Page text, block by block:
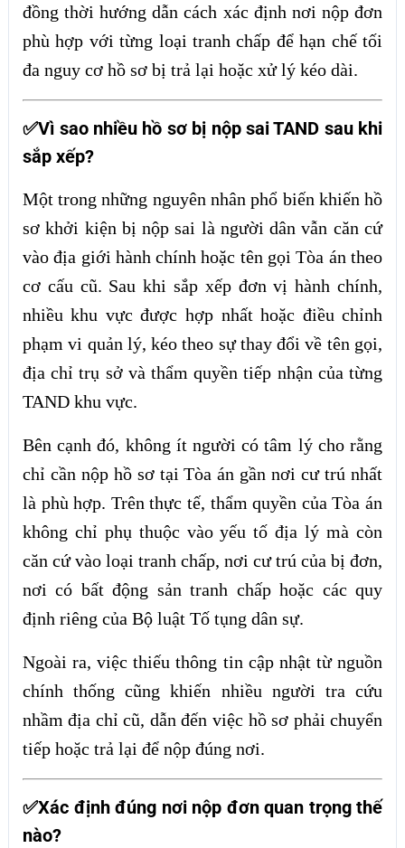
đồng thời hướng dẫn cách xác định nơi nộp đơn
phù hợp với từng loại tranh chấp để hạn chế tối
đa nguy cơ hồ sơ bị trả lại hoặc xử lý kéo dài.
✅Vì sao nhiều hồ sơ bị nộp sai TAND sau khi
sắp xếp?
Một trong những nguyên nhân phổ biến khiến hồ
sơ khởi kiện bị nộp sai là người dân vẫn căn cứ
vào địa giới hành chính hoặc tên gọi Tòa án theo
cơ cấu cũ. Sau khi sắp xếp đơn vị hành chính,
nhiều khu vực được hợp nhất hoặc điều chỉnh
phạm vi quản lý, kéo theo sự thay đổi về tên gọi,
địa chỉ trụ sở và thẩm quyền tiếp nhận của từng
TAND khu vực.
Bên cạnh đó, không ít người có tâm lý cho rằng
chỉ cần nộp hồ sơ tại Tòa án gần nơi cư trú nhất
là phù hợp. Trên thực tế, thẩm quyền của Tòa án
không chỉ phụ thuộc vào yếu tố địa lý mà còn
căn cứ vào loại tranh chấp, nơi cư trú của bị đơn,
nơi có bất động sản tranh chấp hoặc các quy
định riêng của Bộ luật Tố tụng dân sự.
Ngoài ra, việc thiếu thông tin cập nhật từ nguồn
chính thống cũng khiến nhiều người tra cứu
nhầm địa chỉ cũ, dẫn đến việc hồ sơ phải chuyển
tiếp hoặc trả lại để nộp đúng nơi.
✅Xác định đúng nơi nộp đơn quan trọng thế
nào?